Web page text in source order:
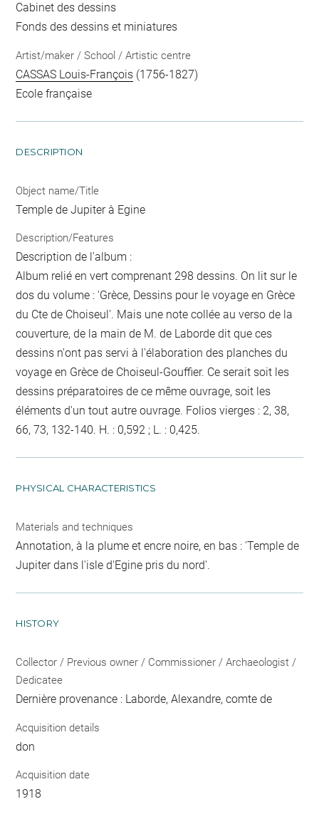
Cabinet des dessins
Fonds des dessins et miniatures
Artist/maker / School / Artistic centre
CASSAS Louis-François (1756-1827)
Ecole française
DESCRIPTION
Object name/Title
Temple de Jupiter à Egine
Description/Features
Description de l'album :
Album relié en vert comprenant 298 dessins. On lit sur le
dos du volume : 'Grèce, Dessins pour le voyage en Grèce
du Cte de Choiseul'. Mais une note collée au verso de la
couverture, de la main de M. de Laborde dit que ces
dessins n'ont pas servi à l'élaboration des planches du
voyage en Grèce de Choiseul-Gouffier. Ce serait soit les
dessins préparatoires de ce même ouvrage, soit les
éléments d'un tout autre ouvrage. Folios vierges : 2, 38,
66, 73, 132-140. H. : 0,592 ; L. : 0,425.
PHYSICAL CHARACTERISTICS
Materials and techniques
Annotation, à la plume et encre noire, en bas : 'Temple de
Jupiter dans l'isle d'Egine pris du nord'.
HISTORY
Collector / Previous owner / Commissioner / Archaeologist /
Dedicatee
Dernière provenance : Laborde, Alexandre, comte de
Acquisition details
don
Acquisition date
1918